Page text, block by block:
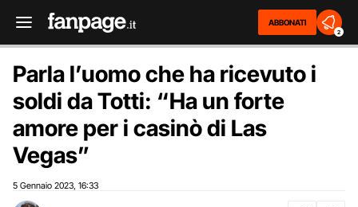
ABBONATI
2
Parla l’uomo che ha ricevuto i
soldi da Totti: “Ha un forte
amore per i casinò di Las
Vegas”
5 Gennaio 2023 16:33